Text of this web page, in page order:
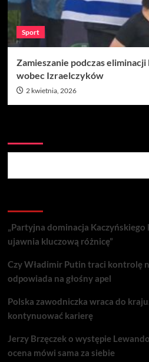
Sport
Zamieszanie podczas
wobec Izraelczyków
2 kwietnia, 2026
„Partyjna dominacja
ujawnia kluczową różnicę”
Czy Władimir Putin traci kontrolę
odpowiada na głośny apel
Polska zawodniczka wraca do
kontynuować karierę
Jerzy Brzęczek o występie
ocena mówi sama za siebie